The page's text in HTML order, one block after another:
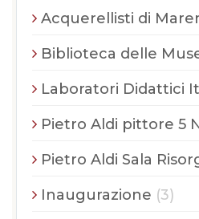
Acquerellisti di
Biblioteca delle
Laboratori Didattici
Pietro Aldi pittore 5
Pietro Aldi Sala
Inaugurazione (3)